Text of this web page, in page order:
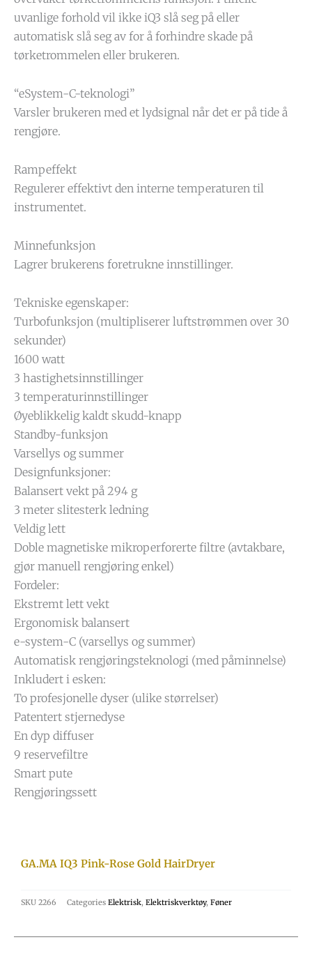
uvanlige forhold vil ikke iQ3 slå seg på eller
automatisk slå seg av for å forhindre skade på
tørketrommelen eller brukeren.
“eSystem-C-teknologi”
Varsler brukeren med et lydsignal når det er på tide å
rengjøre.
Rampeffekt
Regulerer effektivt den interne temperaturen til
instrumentet.
Minnefunksjon
Lagrer brukerens foretrukne innstillinger.
Tekniske egenskaper:
Turbofunksjon (multipliserer luftstrømmen over 30
sekunder)
1600 watt
3 hastighetsinnstillinger
3 temperaturinnstillinger
Øyeblikkelig kaldt skudd-knapp
Standby-funksjon
Varsellys og summer
Designfunksjoner:
Balansert vekt på 294 g
3 meter slitesterk ledning
Veldig lett
Doble magnetiske mikroperforerte filtre (avtakbare,
gjør manuell rengjøring enkel)
Fordeler:
Ekstremt lett vekt
Ergonomisk balansert
e-system-C (varsellys og summer)
Automatisk rengjøringsteknologi (med påminnelse)
Inkludert i esken:
To profesjonelle dyser (ulike størrelser)
Patentert stjernedyse
En dyp diffuser
9 reservefiltre
Smart pute
Rengjøringssett
GA.MA IQ3 Pink-Rose Gold HairDryer
SKU 2266 Categories Elektrisk, Elektriskverktøy, Føner